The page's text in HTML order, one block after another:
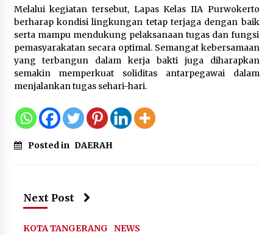
19 Kota Serang
5 Agustus 2026
Polres Cilegon Gelar Apel
Kesiapsiagaan Hadapi Ancaman
Kebakaran Akibat Fenomena El Niño
Melalui kegiatan tersebut, Lapas Kelas IIA Purwokerto
berharap kondisi lingkungan tetap terjaga dengan baik
serta mampu mendukung pelaksanaan tugas dan fungsi
pemasyarakatan secara optimal. Semangat kebersamaan
yang terbangun dalam kerja bakti juga diharapkan
semakin memperkuat soliditas antarpegawai dalam
menjalankan tugas sehari-hari.
Posted in DAERAH
Next Post
KOTA TANGERANG NEWS